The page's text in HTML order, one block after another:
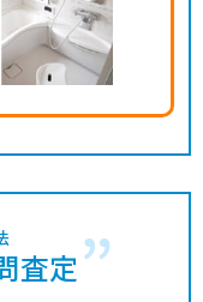
査定